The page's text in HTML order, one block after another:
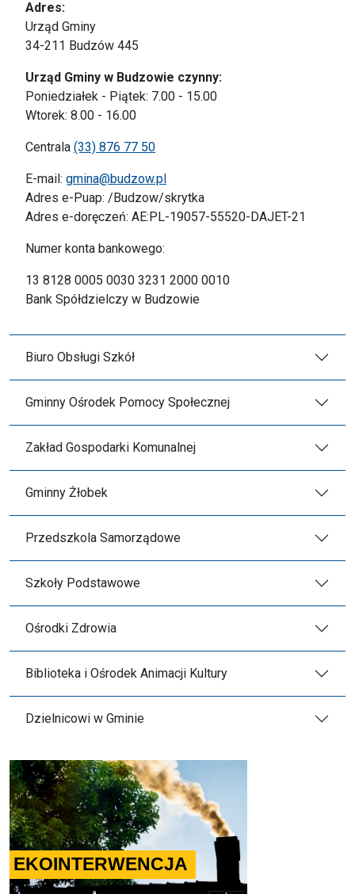
Adres:
Urząd Gminy
34-211 Budzów 445
Urząd Gminy w Budzowie czynny:
Poniedziałek - Piątek: 7.00 - 15.00
Wtorek: 8.00 - 16.00
Centrala (33) 876 77 50
E-mail: gmina@budzow.pl
Adres e-Puap: /Budzow/skrytka
Adres e-doręczeń: AE:PL-19057-55520-DAJET-21
Numer konta bankowego:
13 8128 0005 0030 3231 2000 0010
Bank Spółdzielczy w Budzowie
Biuro Obsługi Szkół
Gminny Ośrodek Pomocy Społecznej
Zakład Gospodarki Komunalnej
Gminny Żłobek
Przedszkola Samorządowe
Szkoły Podstawowe
Ośrodki Zdrowia
Biblioteka i Ośrodek Animacji Kultury
Dzielnicowi w Gminie